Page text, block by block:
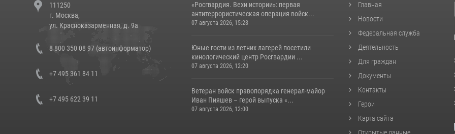
111250
г. Москва,
ул. Красноказарменная, д. 9а
8 800 350 08 97 (автоинформатор)
+7 495 361 84 11
+7 495 622 39 11
«Росгвардия. Вехи истории»: первая
антитеррористическая операция войск...
07 августа 2026, 15:28
Юные гости из летних лагерей посетили
кинологический центр Росгвардии ...
07 августа 2026, 12:20
Ветеран войск правопорядка генерал-майор
Иван Пияшев – герой выпуска «...
07 августа 2026, 12:00
Главная
Новости
Федеральная служба
Деятельность
Для граждан
Документы
Контакты
Герои
Карта сайта